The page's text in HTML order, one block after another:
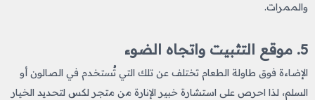
والممرات.
5. موقع التثبيت واتجاه الضوء
الإضاءة فوق طاولة الطعام تختلف عن تلك التي تُستخدم في الصالون أو
السلم، لذا احرص على استشارة خبير الإنارة من متجر لكس لتحديد الخيار